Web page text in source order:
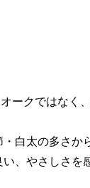
ークではなく
白太の多さか
、やさしさを